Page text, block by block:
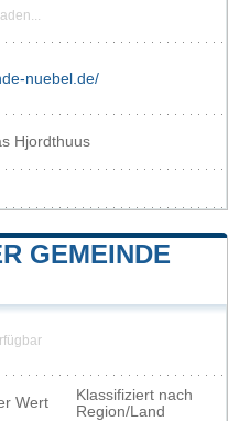
nuebel.de/
Hjordthuus
GEMEINDE
Wert
Klassifiziert nach
Region/Land